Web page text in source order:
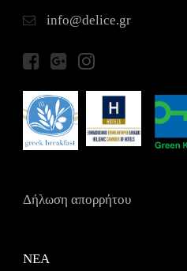
info@delice.gr
Δήλωση απορρήτου
ΝΕΑ